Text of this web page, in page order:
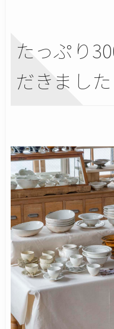
たっぷり
だきました